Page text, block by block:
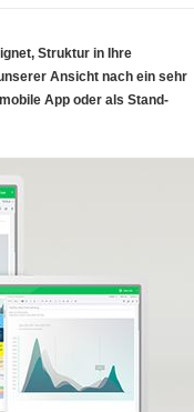
Struktur in Ihre
Ansicht nach ein sehr
App oder als Stand-